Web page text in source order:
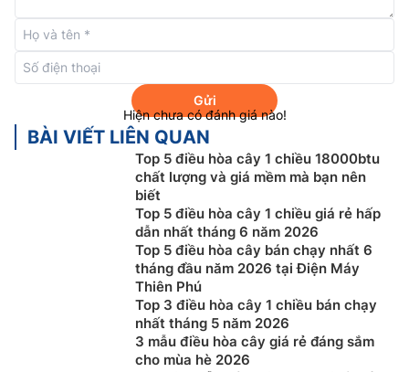
Điều hòa cây Funiki 100000btu FC100MCC
– Hướng gió với góc rộng
Cánh đảo gió trênđiều hòa cây 1 chiều Funiki
FC100MCC được thiết kế với góc mở rộng hơn, giúp
tăng lượng khí thổi ra làm gia tăng khả năng làm lạnh
đáng kể. Chế độ quạt gió, hướng gió với góc rộng sẽ
làm mát nhanh hơn, luồng gió lạnh sẽ được thổi đến
mọi ngóc ngách của căn phòng, giúp tiết kiệm điện
Gửi
Hiện chưa có đánh giá nào!
BÀI VIẾT LIÊN QUAN
Top 5 điều hòa cây 1 chiều 18000btu
chất lượng và giá mềm mà bạn nên
biết
Top 5 điều hòa cây 1 chiều giá rẻ hấp
dẫn nhất tháng 6 năm 2026
Top 5 điều hòa cây bán chạy nhất 6
tháng đầu năm 2026 tại Điện Máy
Thiên Phú
Top 3 điều hòa cây 1 chiều bán chạy
nhất tháng 5 năm 2026
3 mẫu điều hòa cây giá rẻ đáng sắm
cho mùa hè 2026